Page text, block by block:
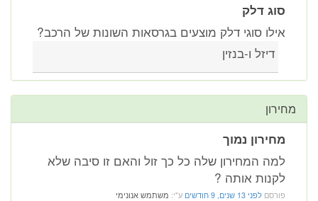
סוג דלק
אילו סוגי דלק מוצעים בגרסאות השונות של הרכב?
דיזל ו-בנזין
מחירון
מחירון נמוך
למה המחירון שלה כל כך זול והאם זו סיבה שלא
לקנות אותה ?
פורסם לפני 13 שנים, 9 חודשים ע"י: משתמש אנונימי